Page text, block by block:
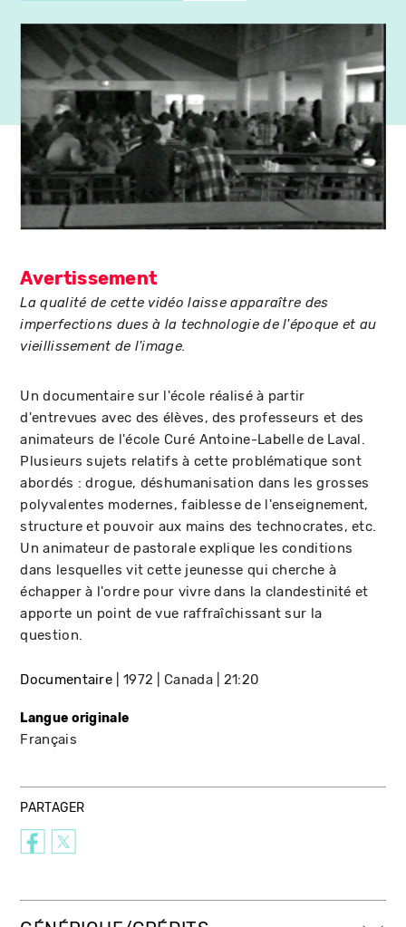
Avertissement
La qualité de cette vidéo laisse apparaître des
imperfections dues à la technologie de l'époque et au
vieillissement de l'image.
Un documentaire sur l'école réalisé à partir
d'entrevues avec des élèves, des professeurs et des
animateurs de l'école Curé Antoine-Labelle de Laval.
Plusieurs sujets relatifs à cette problématique sont
abordés : drogue, déshumanisation dans les grosses
polyvalentes modernes, faiblesse de l'enseignement,
structure et pouvoir aux mains des technocrates, etc.
Un animateur de pastorale explique les conditions
dans lesquelles vit cette jeunesse qui cherche à
échapper à l'ordre pour vivre dans la clandestinité et
apporte un point de vue raffraîchissant sur la
question.
Documentaire 1972 Canada 21:20
Langue originale
Français
PARTAGER